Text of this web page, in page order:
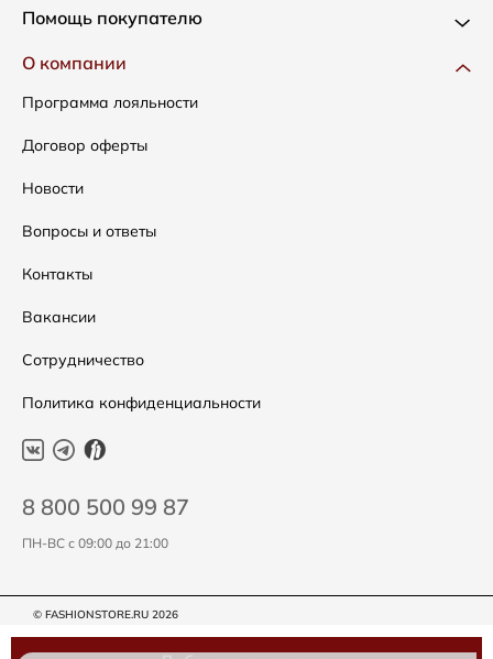
Новинки
Одежда
Сумки
Аксессуары
Скидки
Помощь покупателю
Доставка и оплата
Как оформить заказ
Условия возвратов
Таблица размеров
Уход за одеждой
О компании
Программа лояльности
Договор оферты
Новости
Вопросы и ответы
Контакты
Вакансии
Сотрудничество
Политика конфиденциальности
8 800 500 99 87
ПН-ВС с 09:00 до 21:00
© FASHIONSTORE.RU 2026